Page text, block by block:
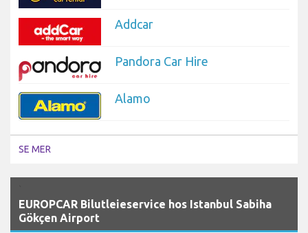
Addcar
Pandora Car Hire
Alamo
SE MER
EUROPCAR Bilutleieservice hos Istanbul Sabiha
Gökçen Airport